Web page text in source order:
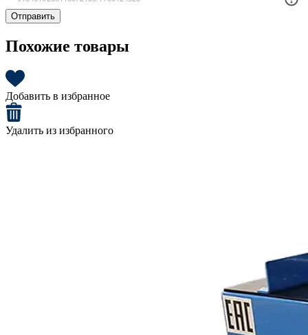
Отправить
Похожие товары
Добавить в избранное
Удалить из избранного